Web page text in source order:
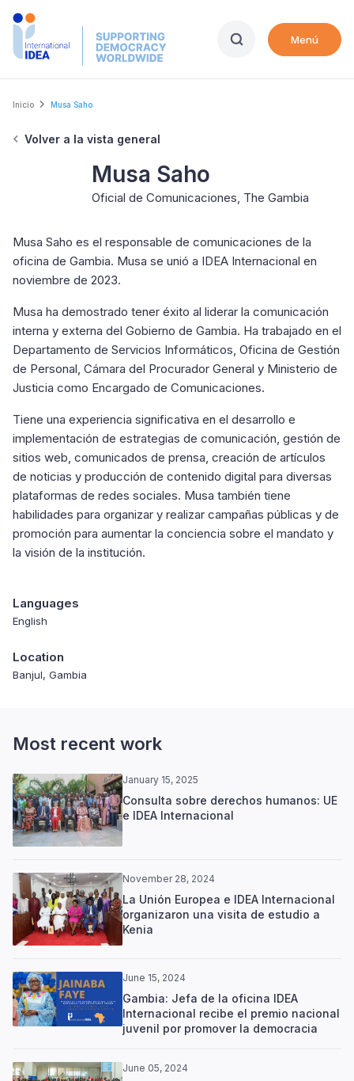
Skip
Menú
Breadcrumb
Inicio Musa Saho
Volver a la vista general
Musa Saho
Oficial de Comunicaciones, The Gambia
Musa Saho es el responsable de comunicaciones de la
oficina de Gambia. Musa se unió a IDEA Internacional en
noviembre de 2023.
Musa ha demostrado tener éxito al liderar la comunicación
interna y externa del Gobierno de Gambia. Ha trabajado en el
Departamento de Servicios Informáticos, Oficina de Gestión
de Personal, Cámara del Procurador General y Ministerio de
Justicia como Encargado de Comunicaciones.
Tiene una experiencia significativa en el desarrollo e
implementación de estrategias de comunicación, gestión de
sitios web, comunicados de prensa, creación de artículos
de noticias y producción de contenido digital para diversas
plataformas de redes sociales. Musa también tiene
habilidades para organizar y realizar campañas públicas y de
promoción para aumentar la conciencia sobre el mandato y
la visión de la institución.
Languages
English
Location
Banjul, Gambia
Most recent work
January 15, 2025
Consulta sobre derechos humanos: UE
e IDEA Internacional
November 28, 2024
La Unión Europea e IDEA Internacional
organizaron una visita de estudio a
Kenia
June 15, 2024
Gambia: Jefa de la oficina IDEA
Internacional recibe el premio nacional
juvenil por promover la democracia
June 05, 2024